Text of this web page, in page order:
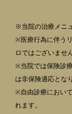
※当院の治療メニ
※医療行為に伴う
ロではございません
※当院では保険診
は非保険適応とな
※自由診療におい
れます。